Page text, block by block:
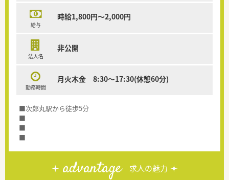
給与
時給1,800円～2,000円
法人名
非公開
勤務時間
月火木金 8:30～17:30(休憩60分)
■次郎丸駅から徒歩5分
■
■
■
advantage 求人の魅力